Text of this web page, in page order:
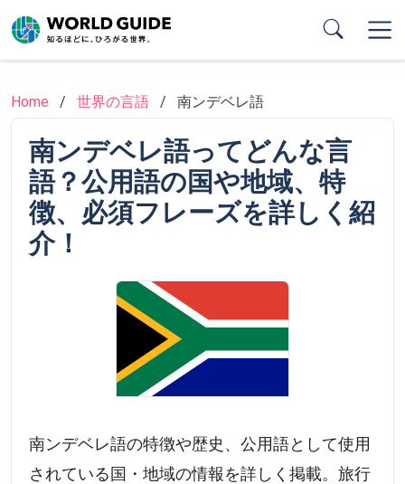
to
main
Home
世界の言語 南ンデベレ語
南ンデベレ語ってどんな言
語？公用語の国や地域、特
徴、必須フレーズを詳しく紹
介！
南ンデベレ語の特徴や歴史、公用語として使用
されている国・地域の情報を詳しく掲載。旅行